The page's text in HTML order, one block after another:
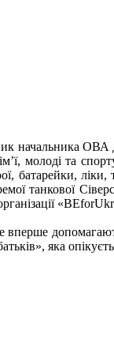
начальника
молоді та
батарейки, ліки,
танкової
яка